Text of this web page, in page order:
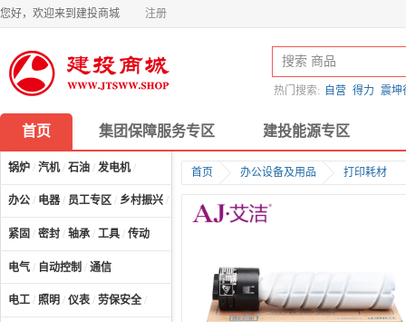
您好，欢迎来到建投商城 注册
热门搜索: 自营 得力 震坤
首页 集团保障服务专区 建投能源专区
锅炉 / 汽机/ 石油 / 发电机/
办公 / 电器 / 员工专区 / 乡村振兴 / 计算机及配件
紧固 / 密封 / 轴承 / 工具 / 传动
电气 / 自动控制 / 通信
电工 / 照明 / 仪表 / 劳保安全 /
首页 办公设备及用品 打印耗材